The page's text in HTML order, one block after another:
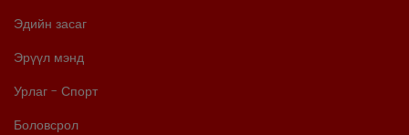
Эдийн засаг
Эрүүл мэнд
Урлаг - Спорт
Боловсрол